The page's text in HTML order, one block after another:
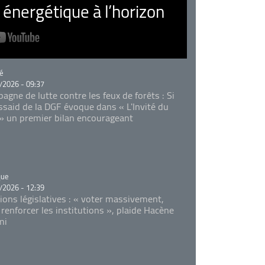
à l’horizon
- 09:37
de lutte contre les feux de forêts : Si
de la DGF évoque dans « L'Invité du
un premier bilan encourageant
- 12:39
législatives : « voter massivement,
les institutions », plaide Hacène